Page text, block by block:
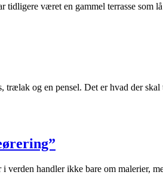
tidligere været en gammel terrasse
og en pensel. Det er hvad der
verden handler ikke bare om malerier,